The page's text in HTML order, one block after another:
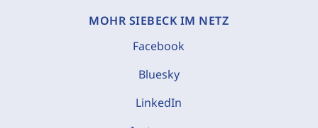
MOHR SIEBECK IM NETZ
Facebook
Bluesky
LinkedIn